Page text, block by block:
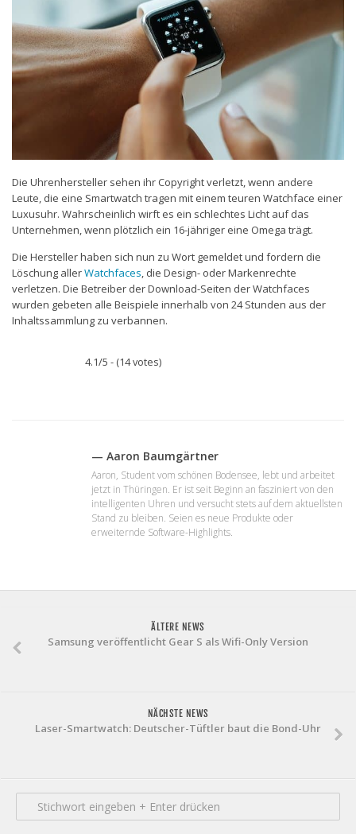
Flatrate-Prepaidtarife
Mobilfunk-Vergleichsrechner
Mobilfunk-Tarifrechner
Flatrate-Datentarife
Die Uhrenhersteller sehen ihr Copyright verletzt, wenn andere
Leute, die eine Smartwatch tragen mit einem teuren Watchface einer
Luxusuhr. Wahrscheinlich wirft es ein schlechtes Licht auf das
Unternehmen, wenn plötzlich ein 16-jähriger eine Omega trägt.
Die Hersteller haben sich nun zu Wort gemeldet und fordern die
Löschung allerWatchfaces, die Design- oder Markenrechte
verletzen. Die Betreiber der Download-Seiten der Watchfaces
wurden gebeten alle Beispiele innerhalb von 24 Stunden aus der
Inhaltssammlung zu verbannen.
4.1/5 - (14 votes)
— Aaron Baumgärtner
Aaron, Student vom schönen Bodensee, lebt und arbeitet
jetzt in Thüringen. Er ist seit Beginn an fasziniert von den
intelligenten Uhren und versucht stets auf dem aktuellsten
Stand zu bleiben. Seien es neue Produkte oder
erweiternde Software-Highlights.
ÄLTERE NEWS
Samsung veröffentlicht Gear S als Wifi-Only Version
NÄCHSTE NEWS
Laser-Smartwatch: Deutscher-Tüftler baut die Bond-Uhr